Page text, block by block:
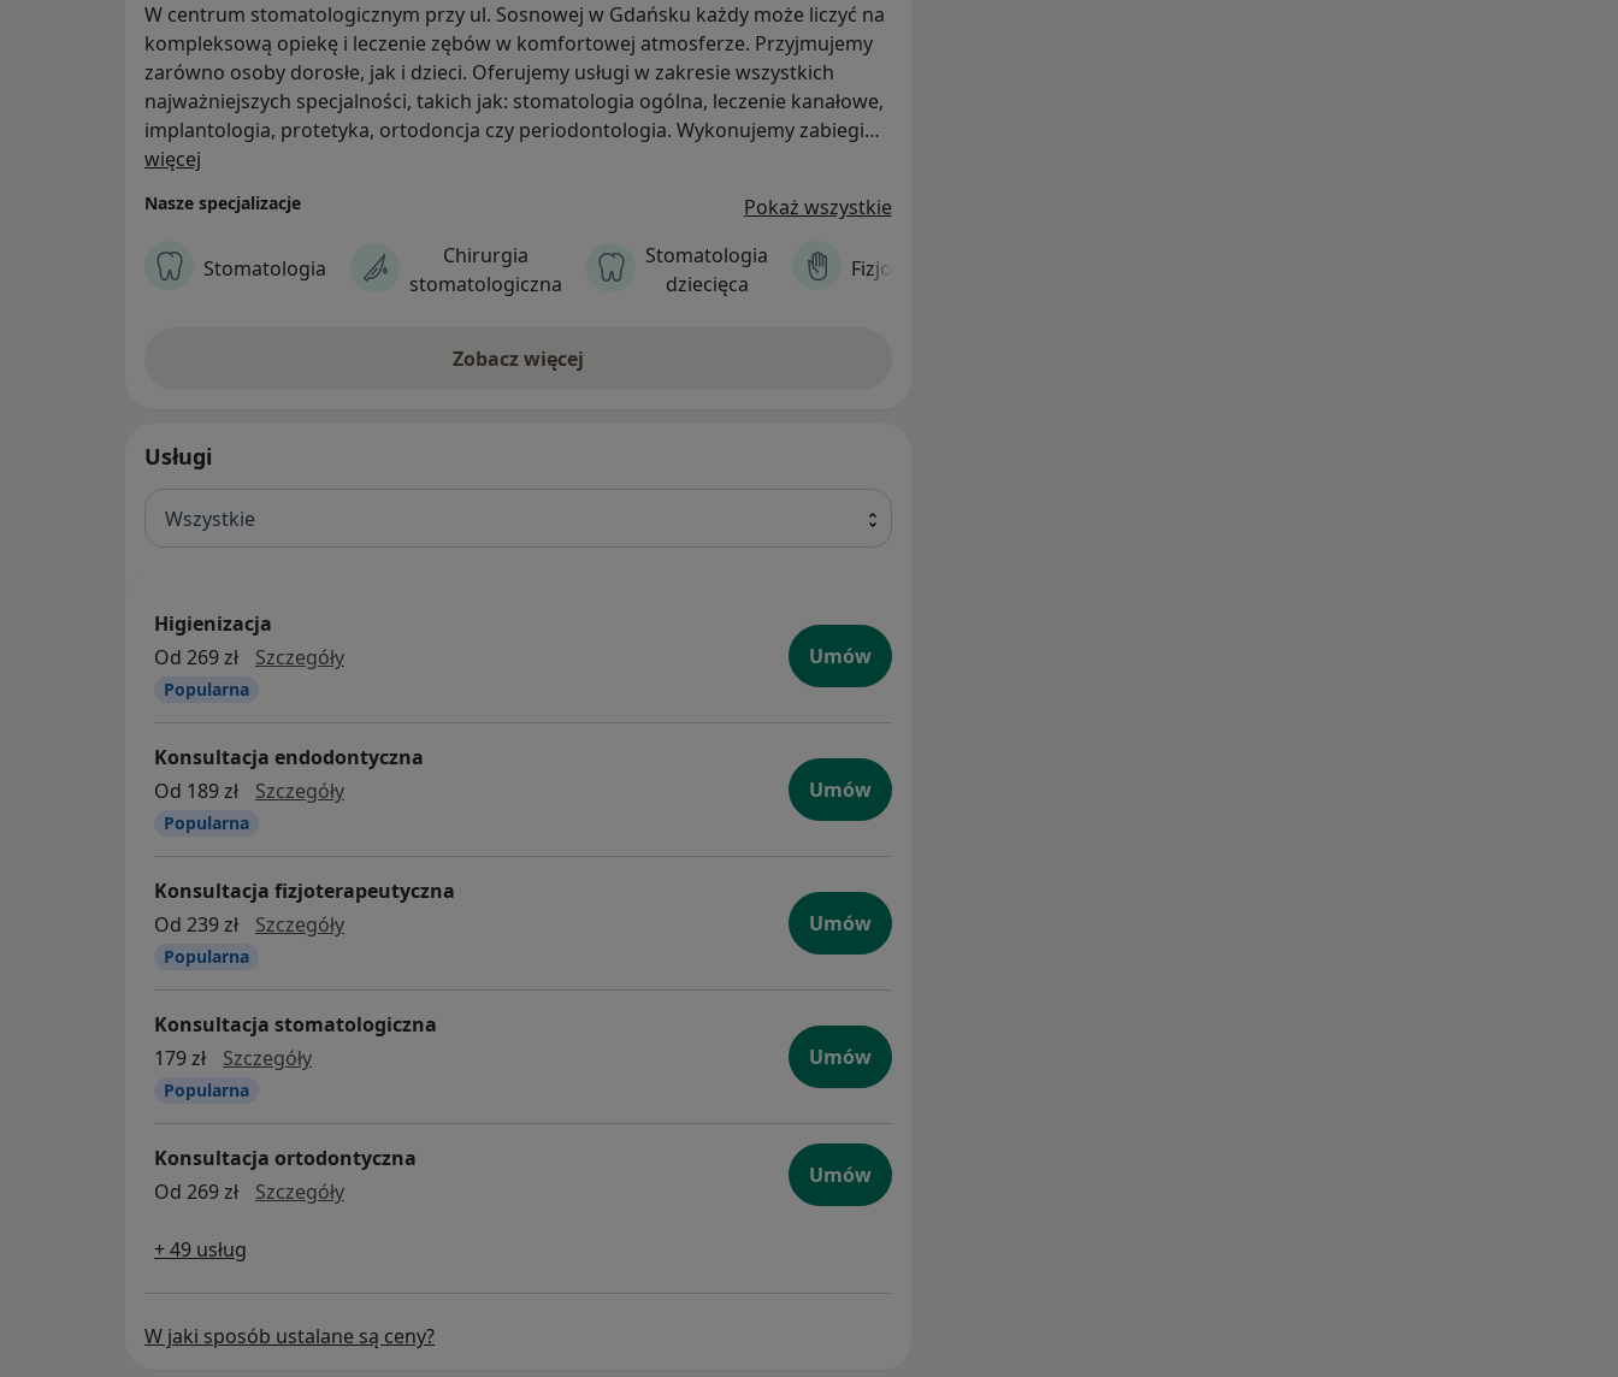
nazębny z powierzchni zębów zapobiegając
powstawaniu chorób dziąseł
• Piaskowanie - usunie osad i przebarwienia z
powierzchni zębów przy użyciu strumienia
powietrza, wody i proszku ścierającego
• Polerowanie - wygładzi powierzchnię zębów
przy użyciu specjalnych narzędzi, które sprawi
• Fluoryzacja- wzmocni szkliwo zębów,
ograniczy nadwrażliwość oraz zmniejszy ryzyko
Dlaczego higienizacja jest tak ważna?
Pomaga skutecznie usunąć kamień nazębny i
osady, które są główną przyczyną próchnicy
oraz chorób przyzębia. Regularne czyszczenie
zębów pozwala zapobiec paradontozie, stanom
Dzięki zabiegowi poprawia się również estetyka
uśmiechu – zęby stają się wyraźnie gładsze i
jaśniejsze. Co więcej, podczas higienizacji
specjalista może wcześnie wykryć ewentualne
problemy zdrowotne w jamie ustnej i zalecić
odpowiednie leczenie. To prosty sposób, aby na
długo zachować zdrowe i mocne zęby.
W centrum stomatologicznym przy ul. Sosnowej w Gdańsku każdy może liczyć na
kompleksową opiekę i leczenie zębów w komfortowej atmosferze. Przyjmujemy
zarówno osoby dorosłe, jak i dzieci. Oferujemy usługi w zakresie wszystkich
najważniejszych specjalności, takich jak: stomatologia ogólna, leczenie kanałowe,
implantologia, protetyka, ortodoncja czy periodontologia. Wykonujemy zabiegi
medycyny estetycznej i fizjoterapii stomatologicznej. Można u nas zrobić badania
więcej
Nasze specjalizacje Pokaż wszystkie
Stomatologia
Chirurgia
stomatologiczna
Stomatologia
dziecięca
Fizjoterapia
Zobacz więcej
Usługi
Wszystkie
Higienizacja
Od 269 zł
Szczegółyhigienizacja
Popularna
Umów
Konsultacja endodontyczna
Od 189 zł
Szczegółykonsultacja endodontyczna
Popularna
Umów
Konsultacja fizjoterapeutyczna
Od 239 zł
Szczegółykonsultacja fizjoterapeutyczna
Popularna
Umów
Konsultacja stomatologiczna
179 zł
SzczegółyKonsultacja stomatologiczna
Popularna
Umów
Konsultacja ortodontyczna
Od 269 zł
Szczegółykonsultacja ortodontyczna
Umów
+ 49 usług
W jaki sposób ustalane są ceny?